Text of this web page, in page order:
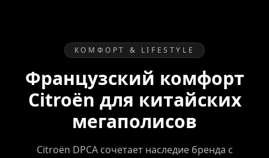
КОМФОРТ & LIFESTYLE
Французский комфорт
Citroën для китайских
мегаполисов
Citroën DPCA сочетает наследие бренда с